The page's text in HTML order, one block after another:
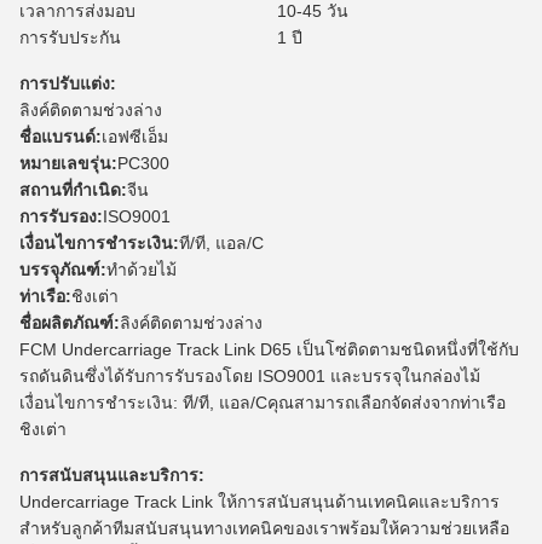
เวลาการส่งมอบ
10-45 วัน
การรับประกัน
1 ปี
การปรับแต่ง:
ลิงค์ติดตามช่วงล่าง
ชื่อแบรนด์:เอฟซีเอ็ม
หมายเลขรุ่น:PC300
สถานที่กำเนิด:จีน
การรับรอง:ISO9001
เงื่อนไขการชำระเงิน:ที/ที, แอล/C
บรรจุุภัณฑ์:ทำด้วยไม้
ท่าเรือ:ชิงเต่า
ชื่อผลิตภัณฑ์:ลิงค์ติดตามช่วงล่าง
FCM Undercarriage Track Link D65 เป็นโซ่ติดตามชนิดหนึ่งที่ใช้กับ
รถดันดินซึ่งได้รับการรับรองโดย ISO9001 และบรรจุในกล่องไม้
เงื่อนไขการชำระเงิน: ที/ที, แอล/Cคุณสามารถเลือกจัดส่งจากท่าเรือ
ชิงเต่า
การสนับสนุนและบริการ:
Undercarriage Track Link ให้การสนับสนุนด้านเทคนิคและบริการ
สำหรับลูกค้าทีมสนับสนุนทางเทคนิคของเราพร้อมให้ความช่วยเหลือ